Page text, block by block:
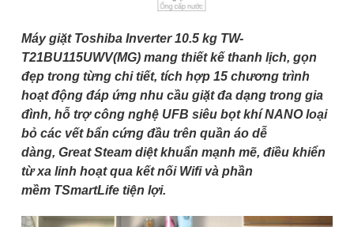
Máy giặt Toshiba Inverter 10.5 kg TW-
T21BU115UWV(MG) mang thiết kế thanh lịch, gọn
đẹp trong từng chi tiết, tích hợp 15 chương trình
hoạt động đáp ứng nhu cầu giặt đa dạng trong gia
đình, hỗ trợ công nghệ UFB siêu bọt khí NANO loại
bỏ các vết bẩn cứng đầu trên quần áo dễ
dàng, Great Steam diệt khuẩn mạnh mẽ, điều khiển
từ xa linh hoạt qua kết nối Wifi và phần
mềm TSmartLife tiện lợi.